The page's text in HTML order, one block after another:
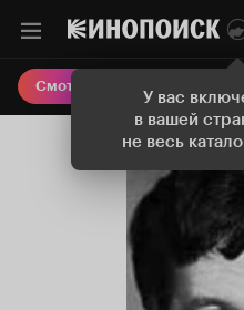
У вас
в вашей
не весь
Смотреть кино